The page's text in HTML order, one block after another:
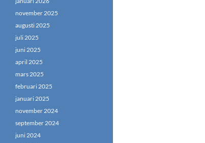
november 2025
augusti 2025
juli 2025
juni 2025
april 2025
mars 2025
februari 2025
januari 2025
november 2024
september 2024
juni 2024